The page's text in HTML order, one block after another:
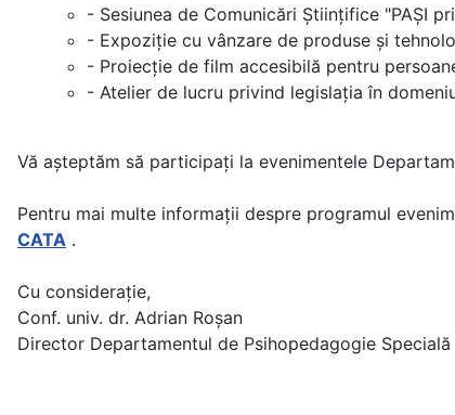
- Sesiunea de Comunicări Științifice "PAȘI
- Expoziție cu vânzare de produse și
- Proiecție de film accesibilă pentru
- Atelier de lucru privind legislația în
Vă așteptăm să participați la evenimentele
Pentru mai multe informații despre programul
CATA .
Cu considerație,
Conf. univ. dr. Adrian Roșan
Director Departamentul de Psihopedagogie Specială